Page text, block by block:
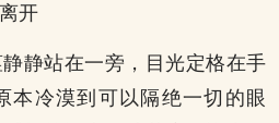
开
静站在一旁，目光定格在手
本冷漠到可以隔绝一切的眼